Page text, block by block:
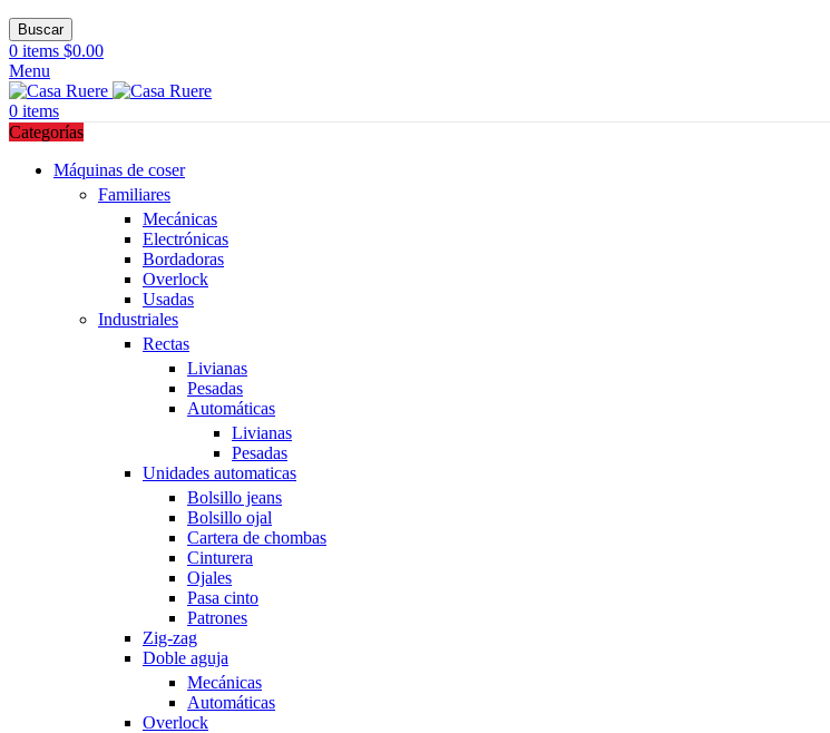
Buscar
0 items $0.00
Menu
0 items
Categorías
Máquinas de coser
Familiares
Mecánicas
Electrónicas
Bordadoras
Overlock
Usadas
Industriales
Rectas
Livianas
Pesadas
Automáticas
Livianas
Pesadas
Unidades automaticas
Bolsillo jeans
Bolsillo ojal
Cartera de chombas
Cinturera
Ojales
Pasa cinto
Patrones
Zig-zag
Doble aguja
Mecánicas
Automáticas
Overlock